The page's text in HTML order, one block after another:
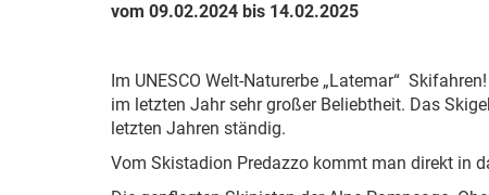
vom 09.02.2024 bis 14.02.2025
Im UNESCO Welt-Naturerbe „Latemar“
im letzten Jahr sehr großer Beliebtheit. Das
letzten Jahren ständig.
Vom Skistadion Predazzo kommt man direkt in